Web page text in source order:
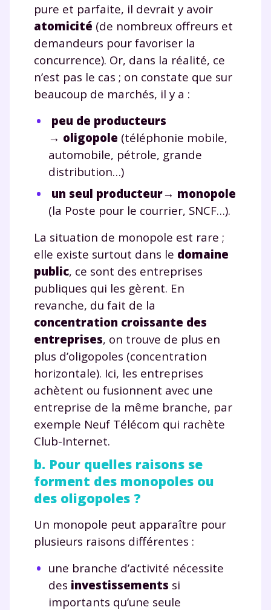
pure et parfaite, il devrait y avoir
atomicité (de nombreux offreurs et
demandeurs pour favoriser la
concurrence). Or, dans la réalité, ce
n’est pas le cas ; on constate que sur
beaucoup de marchés, il y a :
peu de producteurs
→ oligopole (téléphonie mobile,
automobile, pétrole, grande
distribution…)
un seul producteur→ monopole
(la Poste pour le courrier, SNCF…).
La situation de monopole est rare ;
elle existe surtout dans le domaine
public, ce sont des entreprises
publiques qui les gèrent. En
revanche, du fait de la
concentration croissante des
entreprises, on trouve de plus en
plus d’oligopoles (concentration
horizontale). Ici, les entreprises
achètent ou fusionnent avec une
entreprise de la même branche, par
exemple Neuf Télécom qui rachète
Club-Internet.
b. Pour quelles raisons se
forment des monopoles ou
des oligopoles ?
Un monopole peut apparaître pour
plusieurs raisons différentes :
une branche d’activité nécessite
des investissements si
importants qu’une seule